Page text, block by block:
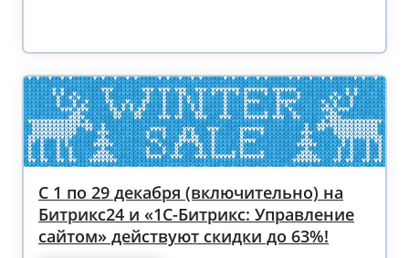
С 1 по 29 декабря (включительно) на
Битрикс24 и «1С-Битрикс: Управление
сайтом» действуют скидки до 63%!